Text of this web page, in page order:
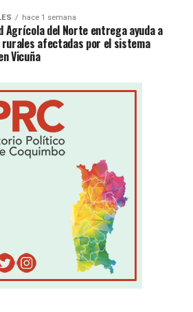
hace 1 semana
Agrícola del Norte entrega ayuda a
afectadas por el sistema
Vicuña